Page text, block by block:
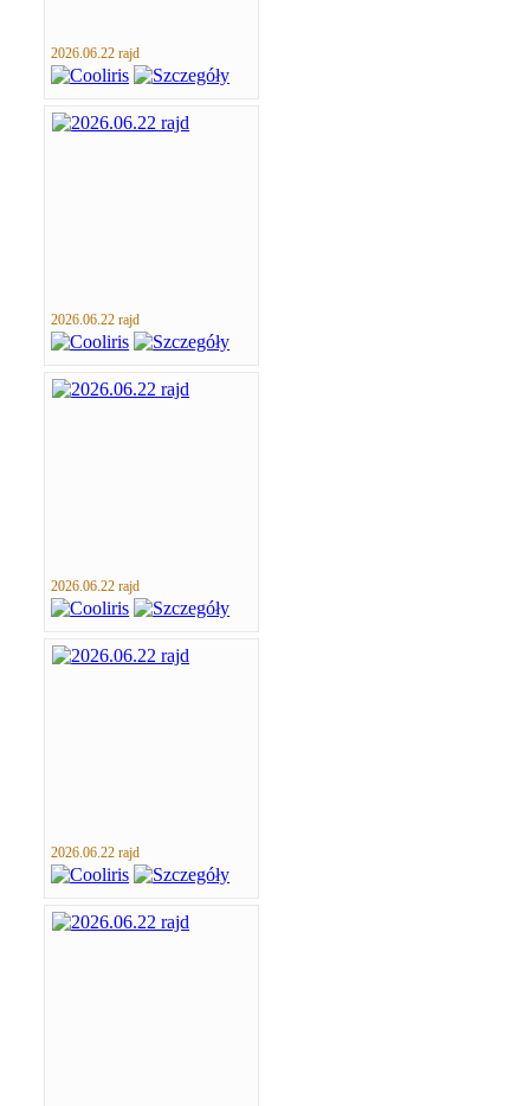
2026.06.22 rajd
2026.06.22 rajd
2026.06.22 rajd
2026.06.22 rajd